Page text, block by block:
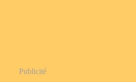
Publicité